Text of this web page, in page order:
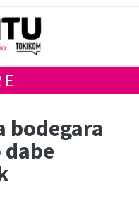
bodegara